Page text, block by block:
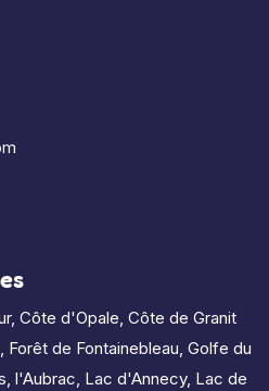
, Côte d'Opale, Côte de Granit
, Forêt de Fontainebleau, Golfe du
, l'Aubrac, Lac d'Annecy, Lac de